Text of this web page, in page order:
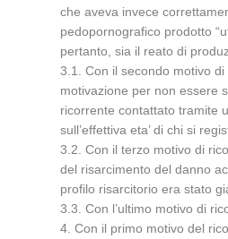
che aveva invece
pedopornografico prodotto
pertanto, sia il reato di
3.1. Con il secondo motivo
motivazione per non essere
ricorrente contattato tramite
sull’effettiva eta’ di chi si
3.2. Con il terzo motivo di
del risarcimento del danno
profilo risarcitorio era stato
3.3. Con l’ultimo motivo di
4. Con il primo motivo del